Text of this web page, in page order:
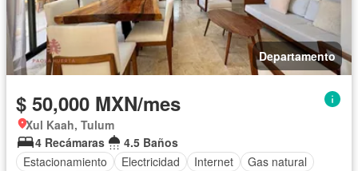
Departamento
$ 50,000 MXN/mes
Xul Kaah, Tulum
4 Recámaras
4.5 Baños
Estacionamiento
Electricidad Internet
Gas natural